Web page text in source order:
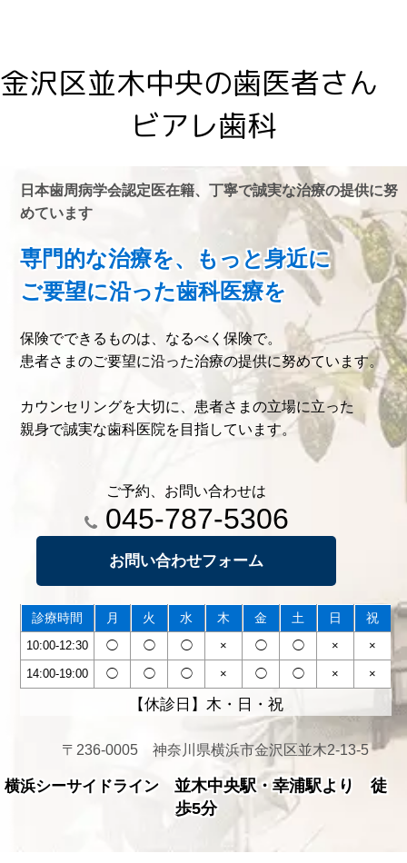
金沢区並木中央の歯医者さん
ビアレ歯科
日本歯周病学会認定医在籍、丁寧で誠実な治療の提供に努
めています
専門的な治療を、もっと身近に
ご要望に沿った歯科医療を
保険でできるものは、なるべく保険で。
患者さまのご要望に沿った治療の提供に努めています。
カウンセリングを大切に、患者さまの立場に立った
親身で誠実な歯科医院を目指しています。
ご予約、お問い合わせは
045-787-5306
お問い合わせフォーム
診療時間 月 火 水 木 金 土 日 祝
10:00-12:30 ◯ ◯ ◯ × ◯ ◯ × ×
14:00-19:00 ◯ ◯ ◯ × ◯ ◯ × ×
【休診日】木・日・祝
〒236-0005 神奈川県横浜市金沢区並木2-13-5
横浜シーサイドライン並木中央駅・幸浦駅より 徒
歩5分